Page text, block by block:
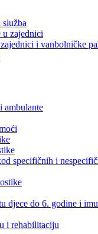
u zajednici
i vanbolničke
ambulante
specifičnih i
djece do 6. godine i
i rehabilitaciju